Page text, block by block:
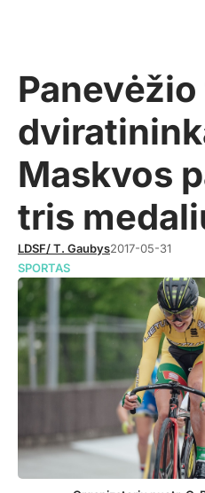
Maskvos
tris
LDSF/ T. Gaubys2017-05-31
SPORTAS